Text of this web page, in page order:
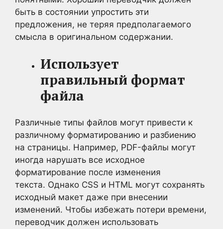
быть в состоянии упростить эти
предложения, не теряя предполагаемого
смысла в оригинальном содержании.
Использует
правильный формат
файла
Различные типы файлов могут привести к
различному форматированию и разбиению
на страницы. Например, PDF-файлы могут
иногда нарушать все исходное
форматирование после изменения
текста. Однако CSS и HTML могут сохранять
исходный макет даже при внесении
изменений. Чтобы избежать потери времени,
переводчик должен использовать